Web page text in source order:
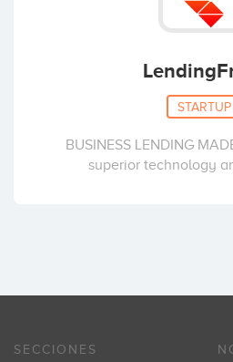
STARTUP
BUSINESS LENDING
superior technology
SECCIONES